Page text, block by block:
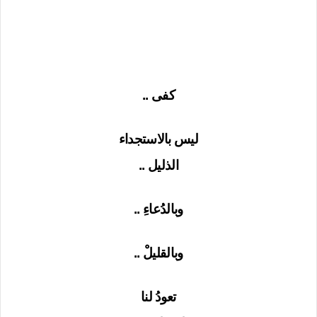
كفى ..
ليس بالاستجداء
الذليل ..
وبالدُعاءِ ..
وبالقليلْ ..
تعودُ لنا